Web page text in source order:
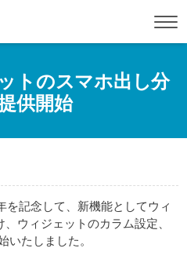
トのスマホ出し分
供開始
を記念して、新機能としてウィ
ウィジェットのカラム設定、
いたしました。